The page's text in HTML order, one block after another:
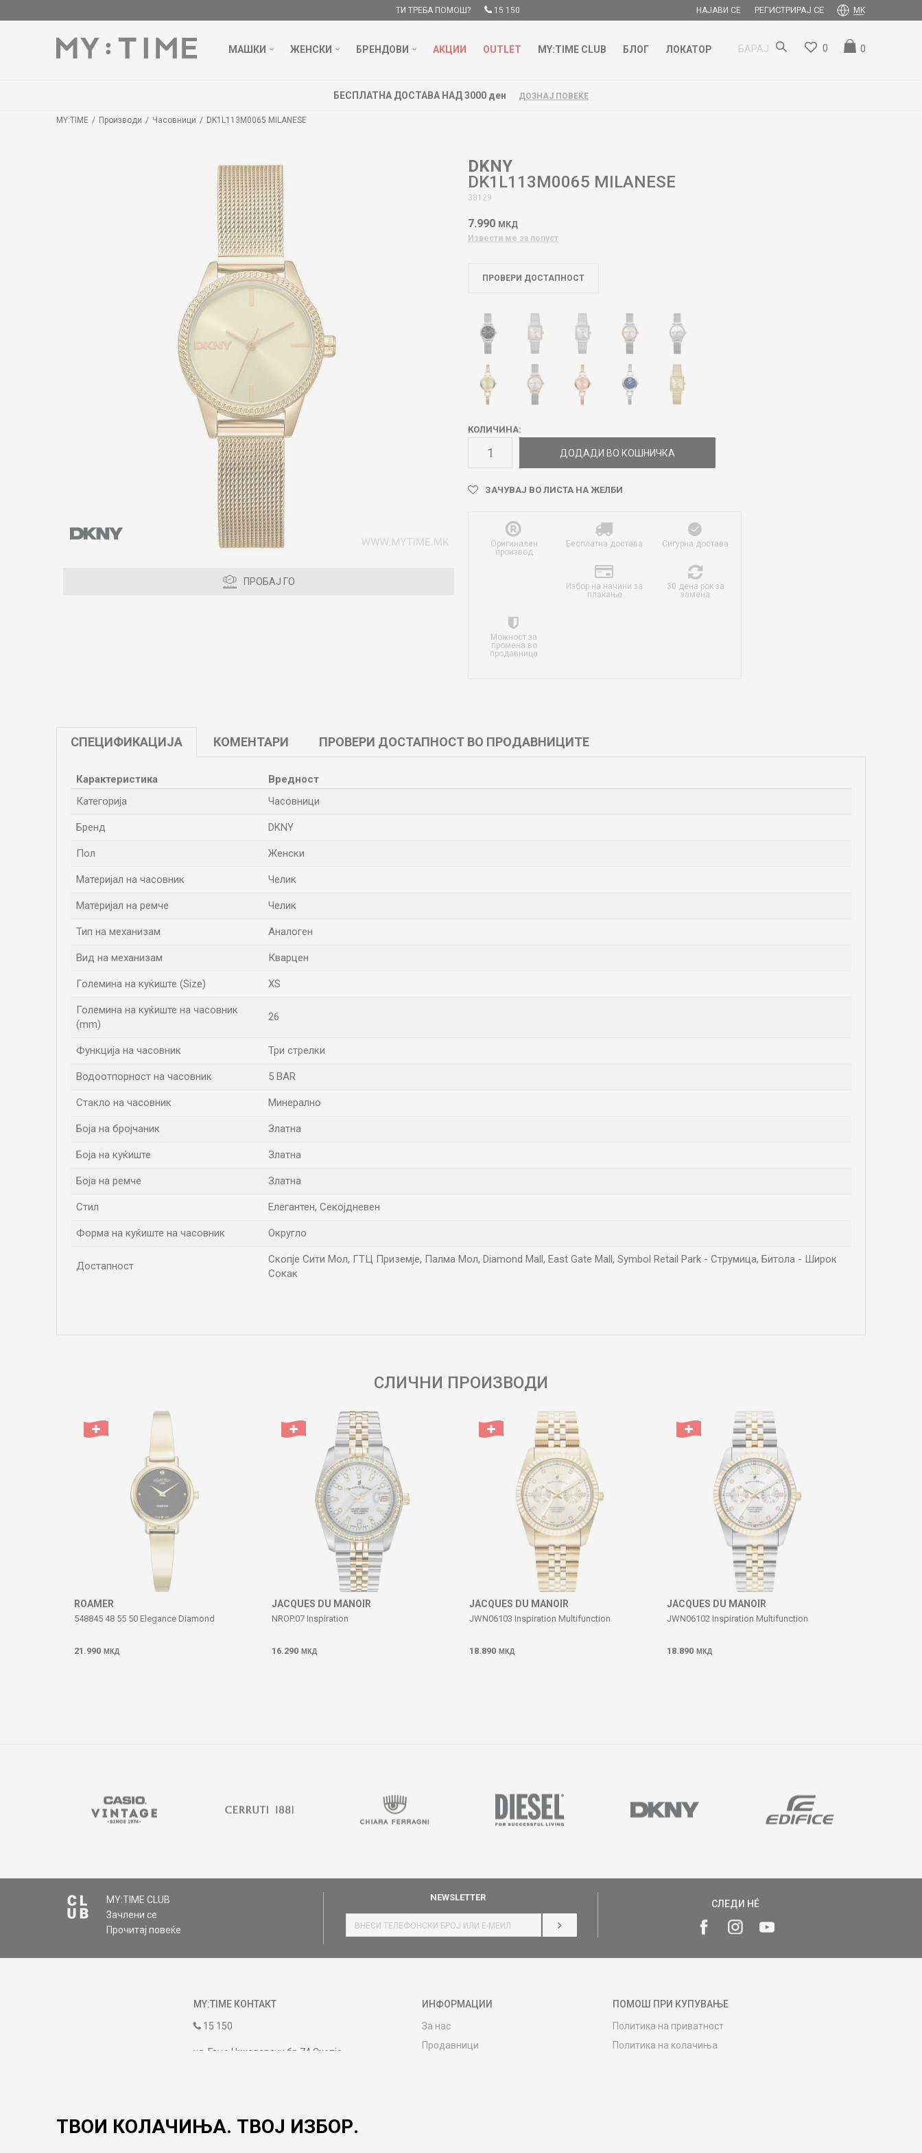
ТИ ТРЕБА ПОМОШ? 15 150 НАЈАВИ СЕ РЕГИСТРИРАЈ СЕ MK
МАШКИ ЖЕНСКИ БРЕНДОВИ АКЦИИ OUTLET MY:TIME CLUB БЛОГ ЛОКАТОР БАРАЈ 0
0
БЕСПЛАТНА ДОСТАВА НАД 3000 ден ДОЗНАЈ ПОВЕЌЕ
MY:TIME Производи Часовници DK1L113M0065 MILANESE
ПРОБАЈ ГО
DKNY
DK1L113M0065 MILANESE
38129
7.990 МКД
Извести ме за попуст
ПРОВЕРИ ДОСТАПНОСТ
КОЛИЧИНА:
ДОДАДИ ВО КОШНИЧКА
ЗАЧУВАЈ ВО ЛИСТА НА ЖЕЛБИ
Оригинален
производ
Бесплатна достава Сигурна достава
Избор на начини за
плаќање
30 дена рок за
замена
Можност за
промена во
продавница
СПЕЦИФИКАЦИЈА КОМЕНТАРИ ПРОВЕРИ ДОСТАПНОСТ ВО ПРОДАВНИЦИТЕ
Карактеристика
Вредност
Категорија
Часовници
Бренд DKNY
Пол Женски
Материјал на часовник Челик
Материјал на ремче Челик
Тип на механизам Аналоген
Вид на механизам Кварцен
Големина на куќиште (Size) XS
Големина на куќиште на часовник
(mm)
26
Функција на часовник Три стрелки
Водоотпорност на часовник 5 BAR
Стакло на часовник Минерално
Боја на бројчаник Златна
Боја на куќиште Златна
Боја на ремче Златна
Стил Елегантен, Секојдневен
Форма на куќиште на часовник Округло
Достапност
Скопје Сити Мол, ГТЦ Приземје, Палма Мол, Diamond Mall, East Gate Mall, Symbol Retail Park - Струмица, Битола - Широк
Сокак
СЛИЧНИ ПРОИЗВОДИ
ROAMER
548845 48 55 50 Elegance Diamond
21.990 МКД
JACQUES DU MANOIR
NROP.07 Inspiration
16.290 МКД
JACQUES DU MANOIR
JWN06103 Inspiration Multifunction
18.890 МКД
JACQUES DU MANOIR
JWN06102 Inspiration Multifunction
18.890 МКД
MY:TIME CLUB
Зачлени се
Прочитај повеќе
NEWSLETTER
НАЈАВИ СЕ
СЛЕДИ НÉ
MY:TIME КОНТАКТ
15 150
ул. Гоце Николовски бр.74 Скопје
09:00 до 17:00
ИНФОРМАЦИИ
За нас
Продавници
ПОМОШ ПРИ КУПУВАЊЕ
Политика на приватност
Политика на колачиња
ТВОИ КОЛАЧИЊА. ТВОЈ ИЗБОР.